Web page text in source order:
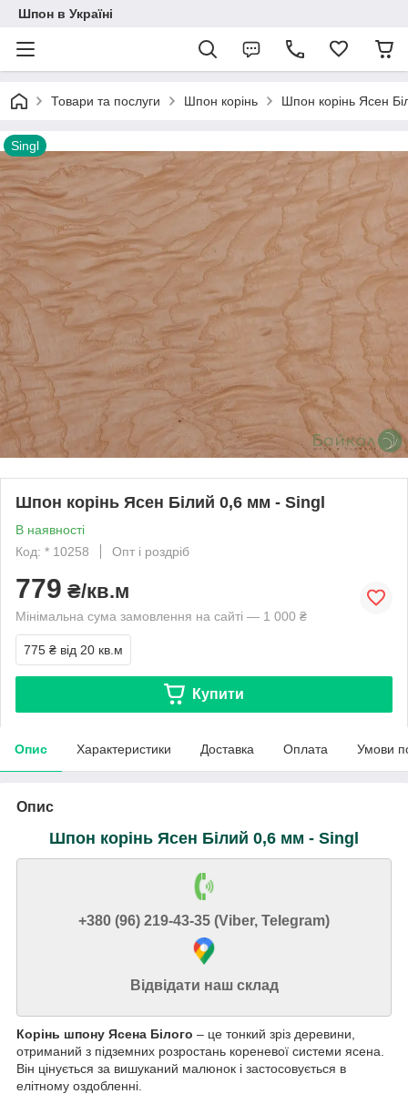
Шпон в Україні
Товари та послуги Шпон корінь Шпон корінь Ясен
Singl
Шпон корінь Ясен Білий 0,6 мм - Singl
В наявності
Код: * 10258
Опт і роздріб
779 ₴/кв.м
Мінімальна сума замовлення на сайті — 1 000 ₴
775 ₴ від 20 кв.м
Купити
Опис Характеристики Доставка Оплата Умови
Опис
Шпон корінь Ясен Білий 0,6 мм - Singl
+380 (96) 219-43-35 (Viber, Telegram)
Відвідати наш склад
Корінь шпону Ясена Білого – це тонкий зріз деревини,
отриманий з підземних розростань кореневої системи ясена.
Він цінується за вишуканий малюнок і застосовується в
елітному оздобленні.